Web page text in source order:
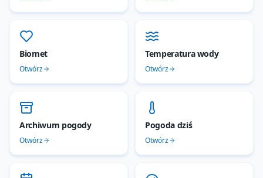
Biomet
Otwórz
Temperatura wody
Otwórz
Archiwum pogody
Otwórz
Pogoda dziś
Otwórz